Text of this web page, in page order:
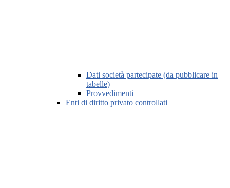
Dati società partecipate (da pubblicare in
tabelle)
Provvedimenti
Enti di diritto privato controllati